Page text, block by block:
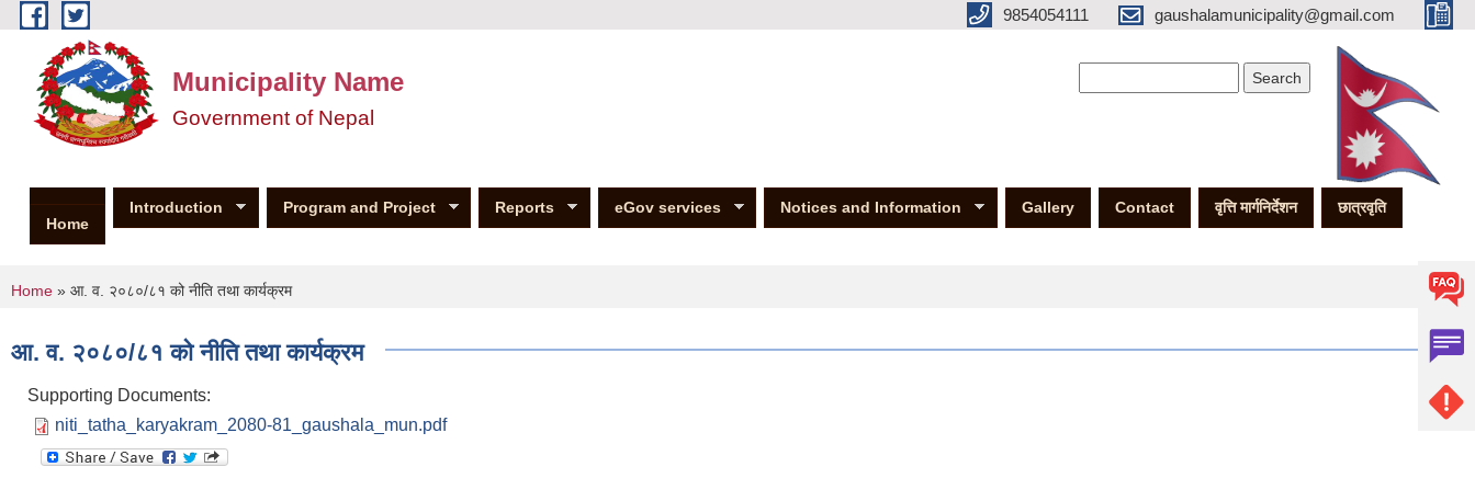
Skip to main content 9854054111 gaushalamunicipality@gmail.com
Municipality Name
Government of Nepal
Home
Introduction Program and Project Reports eGov services Notices and Information Gallery Contact वृत्ति मार्गनिर्देशन छात्रवृति
You are here
Home » आ. व. २०८०/८१ को नीति तथा कार्यक्रम
आ. व. २०८०/८१ को नीति तथा कार्यक्रम
Supporting Documents:
niti_tatha_karyakram_2080-81_gaushala_mun.pdf